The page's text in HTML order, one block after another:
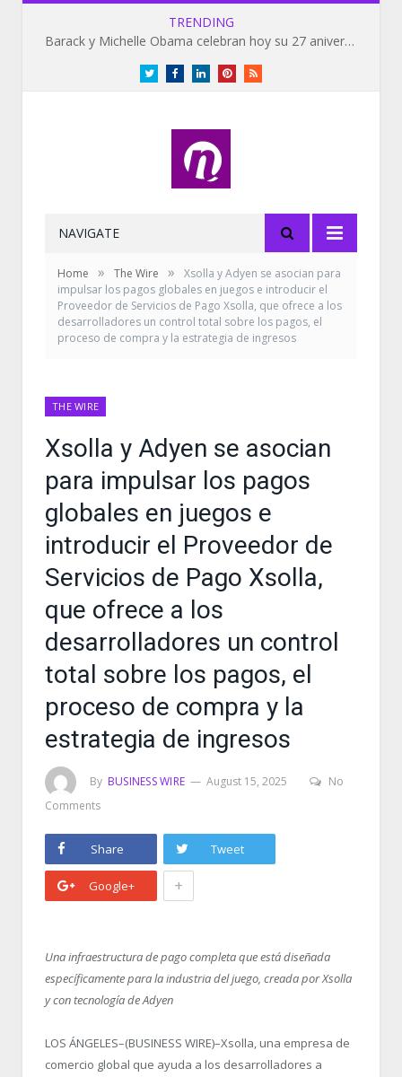
TRENDING
Barack y Michelle Obama celebran hoy su 27 aniversario de bodas
TwitterFacebookLinkedInPinterestRSS
NAVIGATE
Home » The Wire »
Xsolla y Adyen se asocian para
impulsar los pagos globales en juegos e introducir el
Proveedor de Servicios de Pago Xsolla, que ofrece a los
desarrolladores un control total sobre los pagos, el
proceso de compra y la estrategia de ingresos
THE WIRE
Xsolla y Adyen se asocian
para impulsar los pagos
globales en juegos e
introducir el Proveedor de
Servicios de Pago Xsolla,
que ofrece a los
desarrolladores un control
total sobre los pagos, el
proceso de compra y la
estrategia de ingresos
By BUSINESS WIRE August 15, 2025
No
Comments
Share Tweet
Google+ +
Una infraestructura de pago completa que está diseñada
específicamente para la industria del juego, creada por Xsolla
y con tecnología de Adyen
LOS ÁNGELES–(BUSINESS WIRE)–Xsolla, una empresa de
comercio global que ayuda a los desarrolladores a